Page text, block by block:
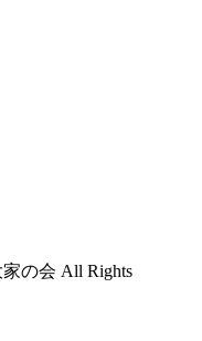
の会 All Rights